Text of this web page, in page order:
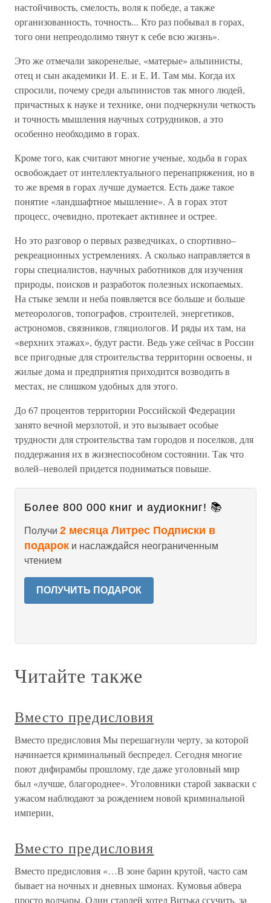
настойчивость, смелость, воля к победе, а также
организованность, точность... Кто раз побывал в горах,
того они непреодолимо тянут к себе всю жизнь».
Это же отмечали закоренелые, «матерые» альпинисты,
отец и сын академики И. Е. и Е. И. Там мы. Когда их
спросили, почему среди альпинистов так много людей,
причастных к науке и технике, они подчеркнули четкость
и точность мышления научных сотрудников, а это
особенно необходимо в горах.
Кроме того, как считают многие ученые, ходьба в горах
освобождает от интеллектуального перенапряжения, но в
то же время в горах лучше думается. Есть даже такое
понятие «ландшафтное мышление». А в горах этот
процесс, очевидно, протекает активнее и острее.
Но это разговор о первых разведчиках, о спортивно–
рекреационных устремлениях. А сколько направляется в
горы специалистов, научных работников для изучения
природы, поисков и разработок полезных ископаемых.
На стыке земли и неба появляется все больше и больше
метеорологов, топографов, строителей, энергетиков,
астрономов, связников, гляциологов. И ряды их там, на
«верхних этажах», будут расти. Ведь уже сейчас в России
все пригодные для строительства территории освоены, и
жилые дома и предприятия приходится возводить в
местах, не слишком удобных для этого.
До 67 процентов территории Российской Федерации
занято вечной мерзлотой, и это вызывает особые
трудности для строительства там городов и поселков, для
поддержания их в жизнеспособном состоянии. Так что
волей–неволей придется подниматься повыше.
Более 800 000 книг и аудиокниг! 📚
Получи 2 месяца Литрес Подписки в
подарок и наслаждайся неограниченным
чтением
ПОЛУЧИТЬ ПОДАРОК
Читайте также
Вместо предисловия
Вместо предисловия Мы перешагнули черту, за которой
начинается криминальный беспредел. Сегодня многие
поют дифирамбы прошлому, где даже уголовный мир
был «лучше, благороднее». Уголовники старой закваски с
ужасом наблюдают за рождением новой криминальной
империи,
Вместо предисловия
Вместо предисловия «…В зоне барин крутой, часто сам
бывает на ночных и дневных шмонах. Кумовья абвера
просто волчары. Один старлей хотел Витька ссучить, за